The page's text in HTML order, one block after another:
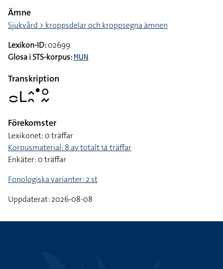
Ämne
Sjukvård > kroppsdelar och kroppsegna ämnen
Lexikon-ID:02699
Glosa i STS-korpus: MUN
Transkription
􌤌􌥈􌤵􌥘􌤟􌥰􌦌
Förekomster
Lexikonet: 0 träffar
Korpusmaterial: 8 av totalt 14 träffar
Enkäter: 0 träffar
Fonologiska varianter: 2 st
Uppdaterat: 2026-08-08